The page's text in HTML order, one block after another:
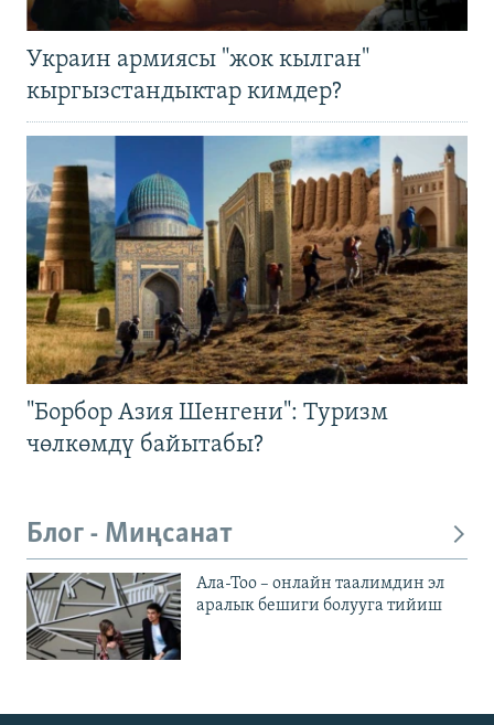
Украин армиясы "жок кылган"
кыргызстандыктар кимдер?
"Борбор Азия Шенгени": Туризм
чөлкөмдү байытабы?
Блог - Миңсанат
Ала-Тоо – онлайн таалимдин эл
аралык бешиги болууга тийиш